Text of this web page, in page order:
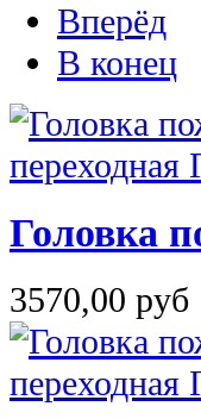
Вперёд
В конец
Головка
3570,00 руб